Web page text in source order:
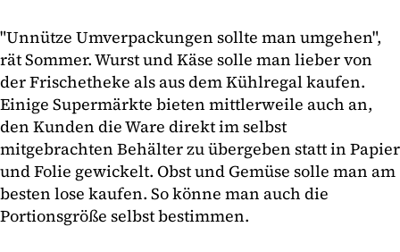
"Unnütze Umverpackungen sollte man umgehen",
rät Sommer. Wurst und Käse solle man lieber von
der Frischetheke als aus dem Kühlregal kaufen.
Einige Supermärkte bieten mittlerweile auch an,
den Kunden die Ware direkt im selbst
mitgebrachten Behälter zu übergeben statt in Papier
und Folie gewickelt. Obst und Gemüse solle man am
besten lose kaufen. So könne man auch die
Portionsgröße selbst bestimmen.